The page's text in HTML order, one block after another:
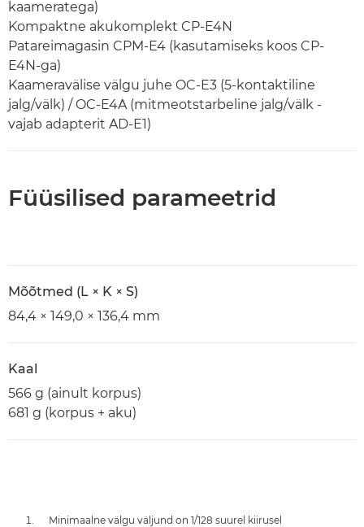
kaameratega)
Kompaktne akukomplekt CP-E4N
Patareimagasin CPM-E4 (kasutamiseks koos CP-
E4N-ga)
Kaameravälise välgu juhe OC-E3 (5-kontaktiline
jalg/välk) / OC-E4A (mitmeotstarbeline jalg/välk -
vajab adapterit AD-E1)
Füüsilised parameetrid
Mõõtmed (L × K × S)
84,4 × 149,0 × 136,4 mm
Kaal
566 g (ainult korpus)
681 g (korpus + aku)
Minimaalne välgu väljund on 1/128 suurel kiirusel